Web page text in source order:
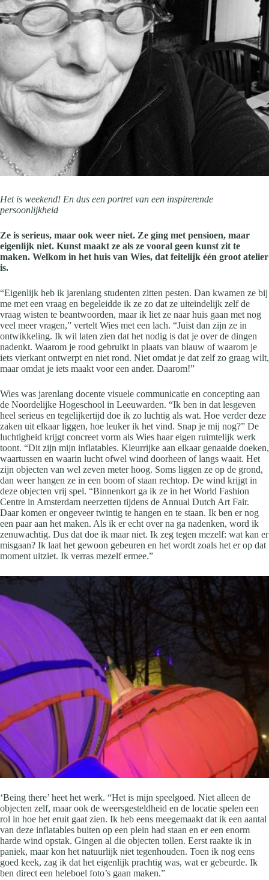
Het is weekend! En dus een portret van een inspirerende
persoonlijkheid
Ze is serieus, maar ook weer niet. Ze ging met pensioen, maar
eigenlijk niet. Kunst maakt ze als ze vooral geen kunst zit te
maken. Welkom in het huis van Wies, dat feitelijk één groot atelier
is.
“Eigenlijk heb ik jarenlang studenten zitten pesten. Dan kwamen ze bij
me met een vraag en begeleidde ik ze zo dat ze uiteindelijk zelf de
vraag wisten te beantwoorden, maar ik liet ze naar huis gaan met nog
veel meer vragen,” vertelt Wies met een lach. “Juist dan zijn ze in
ontwikkeling. Ik wil laten zien dat het nodig is dat je over de dingen
nadenkt. Waarom je rood gebruikt in plaats van blauw of waarom je
iets vierkant ontwerpt en niet rond. Niet omdat je dat zelf zo graag wilt,
maar omdat je iets maakt voor een ander. Daarom!”
Wies was jarenlang docente visuele communicatie en concepting aan
de Noordelijke Hogeschool in Leeuwarden. “Ik ben in dat lesgeven
heel serieus en tegelijkertijd doe ik zo luchtig als wat. Hoe verder deze
zaken uit elkaar liggen, hoe leuker ik het vind. Snap je mij nog?” De
luchtigheid krijgt concreet vorm als Wies haar eigen ruimtelijk werk
toont. “Dit zijn mijn inflatables. Kleurrijke aan elkaar genaaide doeken,
waartussen en waarin lucht ofwel wind doorheen of langs waait. Het
zijn objecten van wel zeven meter hoog. Soms liggen ze op de grond,
dan weer hangen ze in een boom of staan rechtop. De wind krijgt in
deze objecten vrij spel. “Binnenkort ga ik ze in het World Fashion
Centre in Amsterdam neerzetten tijdens de Annual Dutch Art Fair.
Daar komen er ongeveer twintig te hangen en te staan. Ik ben er nog
een paar aan het maken. Als ik er echt over na ga nadenken, word ik
zenuwachtig. Dus dat doe ik maar niet. Ik zeg tegen mezelf: wat kan er
misgaan? Ik laat het gewoon gebeuren en het wordt zoals het er op dat
moment uitziet. Ik verras mezelf ermee.”
‘Being there’ heet het werk. “Het is mijn speelgoed. Niet alleen de
objecten zelf, maar ook de weersgesteldheid en de locatie spelen een
rol in hoe het eruit gaat zien. Ik heb eens meegemaakt dat ik een aantal
van deze inflatables buiten op een plein had staan en er een enorm
harde wind opstak. Gingen al die objecten tollen. Eerst raakte ik in
paniek, maar kon het natuurlijk niet tegenhouden. Toen ik nog eens
goed keek, zag ik dat het eigenlijk prachtig was, wat er gebeurde. Ik
ben direct een heleboel foto’s gaan maken.”